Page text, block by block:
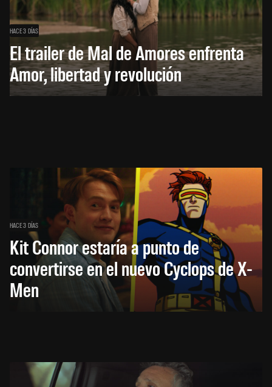
HACE 3 DÍAS
El trailer de Mal de Amores enfrenta
Amor, libertad y revolución
HACE 3 DÍAS
Kit Connor estaría a punto de
convertirse en el nuevo Cyclops de X-
Men